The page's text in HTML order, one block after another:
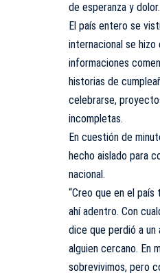
de esperanza y dolor.
El país entero se
internacional se
informaciones
historias de
celebrarse,
incompletas.
En cuestión de
hecho aislado para
nacional.
“Creo que en el
ahí adentro. Con
dice que perdió a un
alguien cercano. En
sobrevivimos, pero